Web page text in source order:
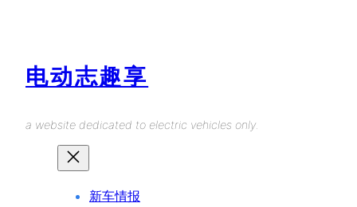
电动志趣享
a website dedicated to electric vehicles only.
新车情报